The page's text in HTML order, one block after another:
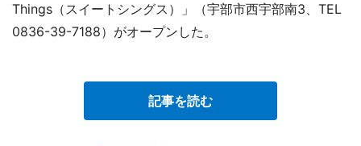
Things（スイートシングス）」（宇部市西宇部南3、TEL
0836-39-7188）がオープンした。
記事を読む